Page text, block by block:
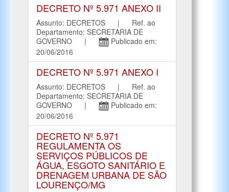
DECRETO Nº 5.971 ANEXO II
Assunto: DECRETOS | Ref. ao
Departamento: SECRETARIA DE
GOVERNO |
Publicado em:
20/06/2016
DECRETO Nº 5.971 ANEXO I
Assunto: DECRETOS | Ref. ao
Departamento: SECRETARIA DE
GOVERNO |
Publicado em:
20/06/2016
DECRETO Nº 5.971
REGULAMENTA OS
SERVIÇOS PÚBLICOS DE
ÁGUA, ESGOTO SANITÁRIO E
DRENAGEM URBANA DE SÃO
LOURENÇO/MG